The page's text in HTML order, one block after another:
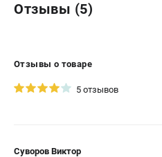
Отзывы (5)
Отзывы о товаре
5 отзывов
Суворов Виктор